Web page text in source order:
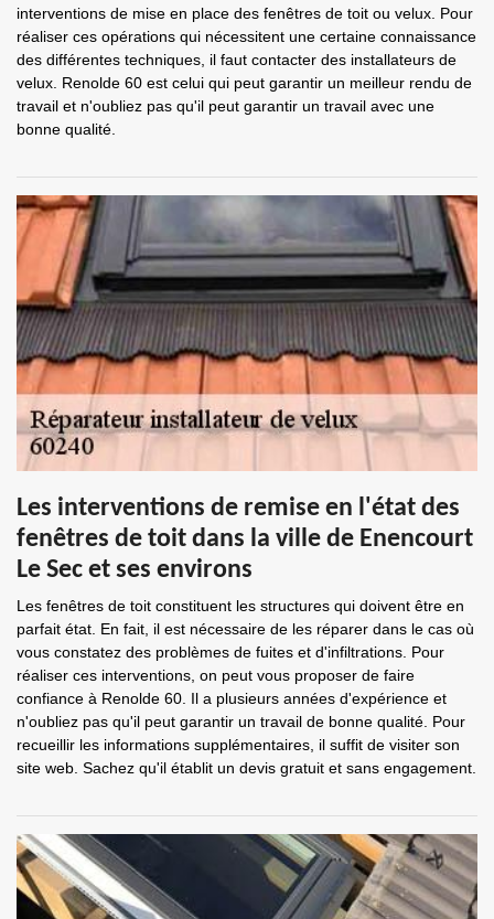
interventions de mise en place des fenêtres de toit ou velux. Pour
réaliser ces opérations qui nécessitent une certaine connaissance
des différentes techniques, il faut contacter des installateurs de
velux. Renolde 60 est celui qui peut garantir un meilleur rendu de
travail et n'oubliez pas qu'il peut garantir un travail avec une
bonne qualité.
Les interventions de remise en l'état des
fenêtres de toit dans la ville de Enencourt
Le Sec et ses environs
Les fenêtres de toit constituent les structures qui doivent être en
parfait état. En fait, il est nécessaire de les réparer dans le cas où
vous constatez des problèmes de fuites et d'infiltrations. Pour
réaliser ces interventions, on peut vous proposer de faire
confiance à Renolde 60. Il a plusieurs années d'expérience et
n'oubliez pas qu'il peut garantir un travail de bonne qualité. Pour
recueillir les informations supplémentaires, il suffit de visiter son
site web. Sachez qu'il établit un devis gratuit et sans engagement.